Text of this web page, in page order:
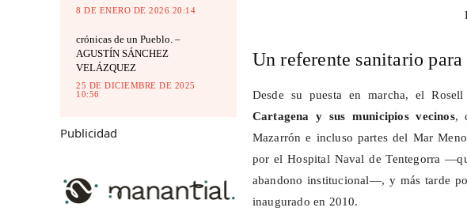
8 DE ENERO DE 2026 20:14
crónicas de un Pueblo. –
AGUSTÍN SÁNCHEZ
VELÁZQUEZ
25 DE DICIEMBRE DE 2025
10:56
Publicidad
Un referente sanitario
Desde su puesta en marcha, el
Cartagena y sus municipios vecinos,
Mazarrón e incluso partes del Mar
por el Hospital Naval deTentegorra
abandono institucional—, y más tarde
inaugurado en 2010.